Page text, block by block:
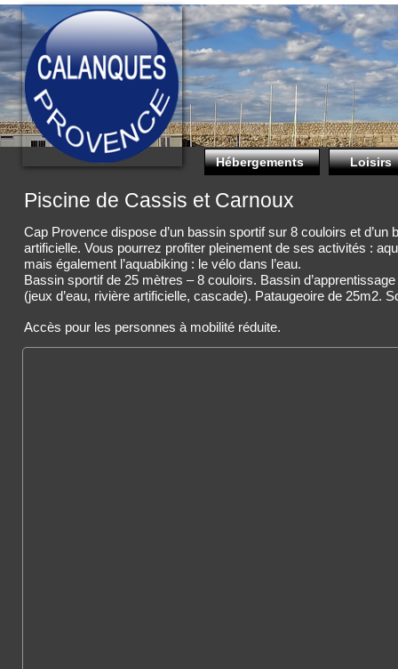
Cap Provence dispose d’un bassin sportif sur 8 couloirs et
artificielle. Vous pourrez profiter pleinement de ses activités :
mais également l’aquabiking : le vélo dans l’eau.
Bassin sportif de 25 mètres – 8 couloirs. Bassin
(jeux d’eau, rivière artificielle, cascade). Pataugeoire de 25m2.
Accès pour les personnes à mobilité réduite.
Piscine de Cassis et
Loisirs
Hébergements